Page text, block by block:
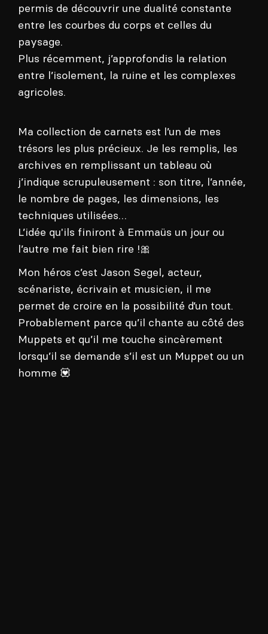
permis de découvrir une dualité constante
entre les courbes du corps et celles du
paysage.
Plus récemment, j’approfondis la relation
entre l’isolement, la ruine et les complexes
agricoles.
Ma collection de carnets est l’un de mes
trésors les plus précieux. Je les remplis, les
archives en remplissant un tableau où
j’indique scrupuleusement : son titre, l’année,
le nombre de pages, les dimensions, les
techniques utilisées…
L’idée qu'ils finiront à Emmaüs un jour ou
l’autre me fait bien rire !🎀
Mon héros c’est Jason Segel, acteur,
scénariste, écrivain et musicien, il me
permet de croire en la possibilité d’un tout.
Probablement parce qu’il chante au côté des
Muppets et qu’il me touche sincèrement
lorsqu’il se demande s’il est un Muppet ou un
homme 💟